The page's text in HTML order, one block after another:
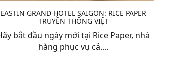
EASTIN GRAND HOTEL SAIGON: RICE PAPER
TRUYỀN THỐNG VIỆT
Hãy bắt đầu ngày mới tại Rice Paper, nhà